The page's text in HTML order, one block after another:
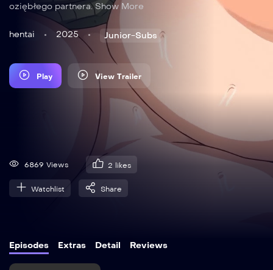
oziębłego partnera. Show More
hentai 2025 Junior-Subs
Play View Trailer
6869 Views 2 likes
Watchlist Share
Episodes Extras Detail Reviews